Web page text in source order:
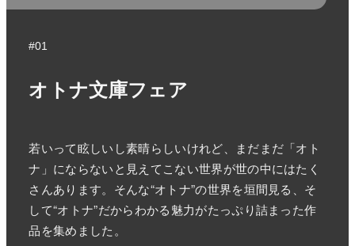
#01
オトナ文庫フェア
若いって眩しいし素晴らしいけれど、まだまだ「オト
ナ」にならないと見えてこない世界が世の中にはたく
さんあります。そんな“オトナ”の世界を垣間見る、そ
して“オトナ”だからわかる魅力がたっぷり詰まった作
品を集めました。